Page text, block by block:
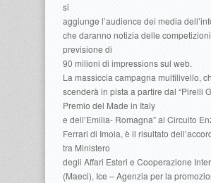
si
aggiunge l’audience dei media
che daranno notizia delle
previsione di
90 milioni di impressions sul web.
La massiccia campagna multilivello,
scenderà in pista a partire dal “Pirelli
Premio del Made in Italy
e dell’Emilia- Romagna” al Circuito
Ferrari di Imola, è il risultato
tra Ministero
degli Affari Esteri e Cooperazione
(Maeci), Ice – Agenzia per la